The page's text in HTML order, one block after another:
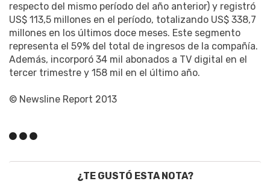
respecto del mismo período del año anterior) y registró
US$ 113,5 millones en el período, totalizando US$ 338,7
millones en los últimos doce meses. Este segmento
representa el 59% del total de ingresos de la compañía.
Además, incorporó 34 mil abonados a TV digital en el
tercer trimestre y 158 mil en el último año.
© Newsline Report 2013
¿TE GUSTÓ ESTA NOTA?